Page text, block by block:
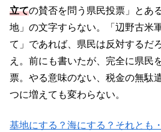
立ての賛否を問う県民投票」とあ
地」の文字すらない。「辺野古米
て」であれば、県民は反対するだ
え。前にも書いたが、完全に県民
票。やる意味のない、税金の無駄
つに増えても変わらない。
基地にする？海にする？それとも